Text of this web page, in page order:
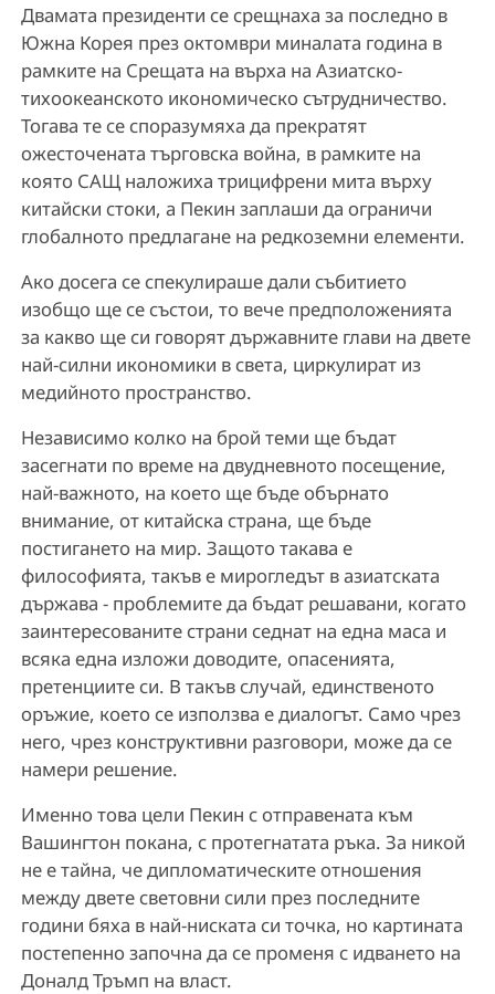
Двамата президенти се срещнаха за последно в
Южна Корея през октомври миналата година в
рамките на Срещата на върха на Азиатско-
тихоокеанското икономическо сътрудничество.
Тогава те се споразумяха да прекратят
ожесточената търговска война, в рамките на
която САЩ наложиха трицифрени мита върху
китайски стоки, а Пекин заплаши да ограничи
глобалното предлагане на редкоземни елементи.
Ако досега се спекулираше дали събитието
изобщо ще се състои, то вече предположенията
за какво ще си говорят държавните глави на двете
най-силни икономики в света, циркулират из
медийното пространство.
Независимо колко на брой теми ще бъдат
засегнати по време на двудневното посещение,
най-важното, на което ще бъде обърнато
внимание, от китайска страна, ще бъде
постигането на мир. Защото такава е
философията, такъв е мирогледът в азиатската
държава - проблемите да бъдат решавани, когато
заинтересованите страни седнат на една маса и
всяка една изложи доводите, опасенията,
претенциите си. В такъв случай, единственото
оръжие, което се използва е диалогът. Само чрез
него, чрез конструктивни разговори, може да се
намери решение.
Именно това цели Пекин с отправената към
Вашингтон покана, с протегнатата ръка. За никой
не е тайна, че дипломатическите отношения
между двете световни сили през последните
години бяха в най-ниската си точка, но картината
постепенно започна да се променя с идването на
Доналд Тръмп на власт.